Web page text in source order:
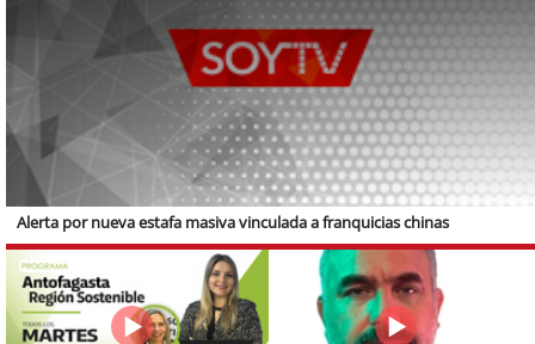
Alerta por nueva estafa masiva vinculada a franquicias chinas